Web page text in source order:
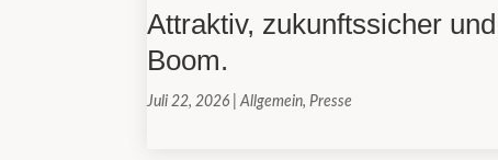
Attraktiv, zukunftssicher
Boom.
Juli 22, 2026 |Allgemein,Presse